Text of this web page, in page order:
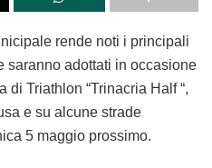
rende noti i principali
saranno adottati in occasione
Triathlon “Trinacria Half “,
e su alcune strade
5 maggio prossimo.